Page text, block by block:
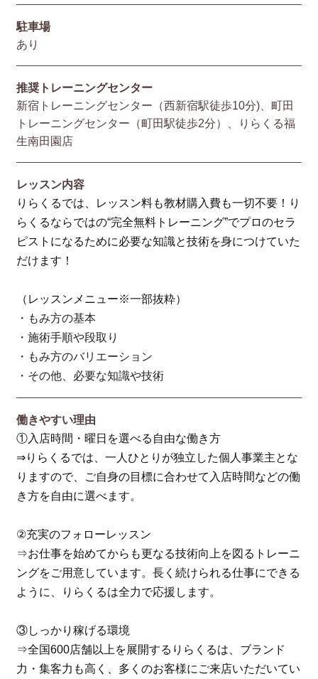
駐⾞場
あり
推奨トレーニングセンター
新宿トレーニングセンター（西新宿駅徒歩10分)、町田
トレーニングセンター（町田駅徒歩2分）、りらくる福
生南田園店
レッスン内容
りらくるでは、レッスン料も教材購入費も一切不要！り
らくるならではの“完全無料トレーニング”でプロのセラ
ピストになるために必要な知識と技術を身につけていた
だけます！
（レッスンメニュー※一部抜粋）
・もみ方の基本
・施術手順や段取り
・もみ方のバリエーション
・その他、必要な知識や技術
働きやすい理由
①入店時間・曜日を選べる自由な働き方
⇒りらくるでは、一人ひとりが独立した個人事業主とな
りますので、ご自身の目標に合わせて入店時間などの働
き方を自由に選べます。
②充実のフォローレッスン
⇒お仕事を始めてからも更なる技術向上を図るトレーニ
ングをご用意しています。長く続けられる仕事にできる
ように、りらくるは全力で応援します。
③しっかり稼げる環境
⇒全国600店舗以上を展開するりらくるは、ブランド
力・集客力も高く、多くのお客様にご来店いただいてい